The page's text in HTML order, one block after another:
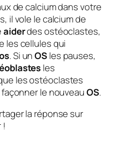
de calcium dans votre
il vole le calcium de
aiderdes ostéoclastes,
les cellules qui
. Si unOSles pauses,
les
les ostéoclastes
le nouveauOS.
la réponse sur
!